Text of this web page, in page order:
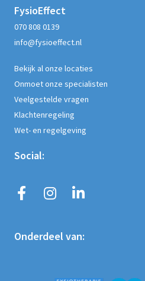
FysioEffect
070 808 0139
info@fysioeffect.nl
Bekijk al onze locaties
Onmoet onze specialisten
Veelgestelde vragen
Klachtenregeling
Wet- en regelgeving
Social:
Onderdeel van: